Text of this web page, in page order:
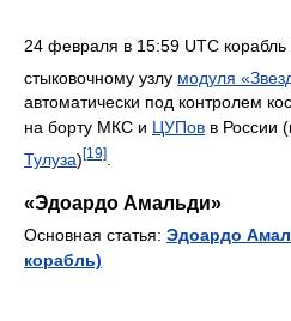
24 февраля в 15:59 UTC
стыковочному узлу модуля
автоматически под контролем
на борту МКС и ЦУПов в России
Тулуза) [19]
«Эдоардо Амальди»
Основная статья: Эдоардо
корабль)